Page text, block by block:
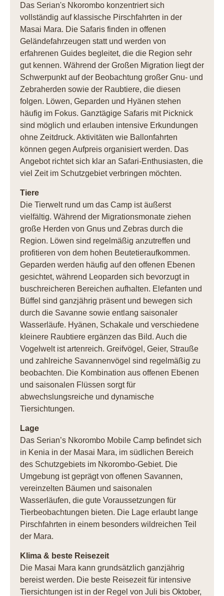
Das Serian's Nkorombo konzentriert sich
vollständig auf klassische Pirschfahrten in der
Masai Mara. Die Safaris finden in offenen
Geländefahrzeugen statt und werden von
erfahrenen Guides begleitet, die die Region sehr
gut kennen. Während der Großen Migration liegt der
Schwerpunkt auf der Beobachtung großer Gnu- und
Zebraherden sowie der Raubtiere, die diesen
folgen. Löwen, Geparden und Hyänen stehen
häufig im Fokus. Ganztägige Safaris mit Picknick
sind möglich und erlauben intensive Erkundungen
ohne Zeitdruck. Aktivitäten wie Ballonfahrten
können gegen Aufpreis organisiert werden. Das
Angebot richtet sich klar an Safari-Enthusiasten, die
viel Zeit im Schutzgebiet verbringen möchten.
Tiere
Die Tierwelt rund um das Camp ist äußerst
vielfältig. Während der Migrationsmonate ziehen
große Herden von Gnus und Zebras durch die
Region. Löwen sind regelmäßig anzutreffen und
profitieren von dem hohen Beutetieraufkommen.
Geparden werden häufig auf den offenen Ebenen
gesichtet, während Leoparden sich bevorzugt in
buschreicheren Bereichen aufhalten. Elefanten und
Büffel sind ganzjährig präsent und bewegen sich
durch die Savanne sowie entlang saisonaler
Wasserläufe. Hyänen, Schakale und verschiedene
kleinere Raubtiere ergänzen das Bild. Auch die
Vogelwelt ist artenreich. Greifvögel, Geier, Strauße
und zahlreiche Savannenvögel sind regelmäßig zu
beobachten. Die Kombination aus offenen Ebenen
und saisonalen Flüssen sorgt für
abwechslungsreiche und dynamische
Tiersichtungen.
Lage
Das Serian’s Nkorombo Mobile Camp befindet sich
in Kenia in der Masai Mara, im südlichen Bereich
des Schutzgebiets im Nkorombo-Gebiet. Die
Umgebung ist geprägt von offenen Savannen,
vereinzelten Bäumen und saisonalen
Wasserläufen, die gute Voraussetzungen für
Tierbeobachtungen bieten. Die Lage erlaubt lange
Pirschfahrten in einem besonders wildreichen Teil
der Mara.
Klima & beste Reisezeit
Die Masai Mara kann grundsätzlich ganzjährig
bereist werden. Die beste Reisezeit für intensive
Tiersichtungen ist in der Regel von Juli bis Oktober,